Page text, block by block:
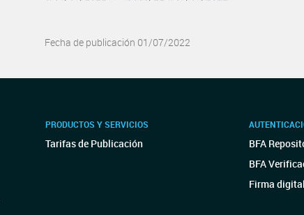
Fecha de publicación 01/07/2022
PRODUCTOS Y SERVICIOS
Tarifas de Publicación
BFA
BFA
Firma digital